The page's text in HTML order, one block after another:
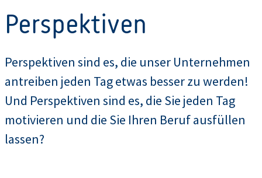
Perspektiven
Perspektiven sind es, die unser Unternehmen
antreiben jeden Tag etwas besser zu werden!
Und Perspektiven sind es, die Sie jeden Tag
motivieren und die Sie Ihren Beruf ausfüllen
lassen?